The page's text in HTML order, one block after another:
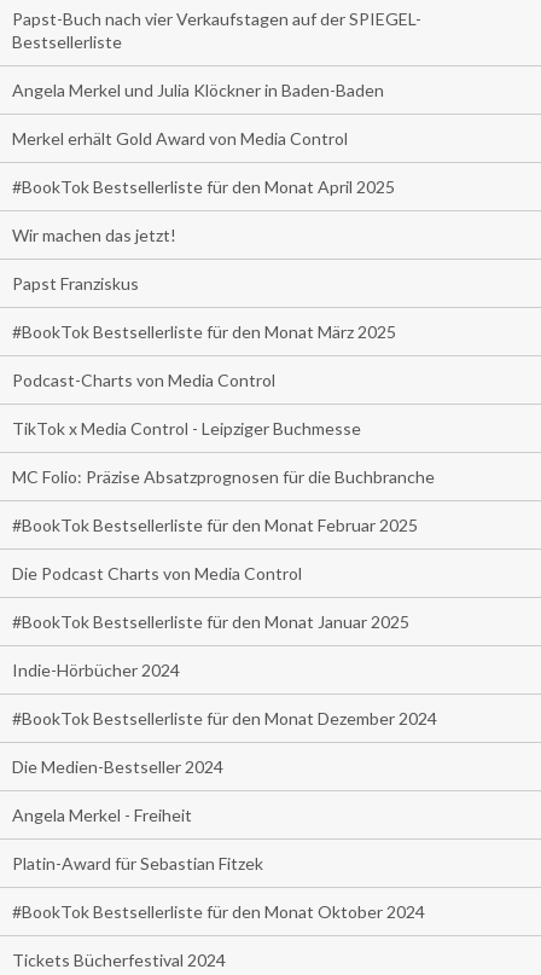
Papst-Buch nach vier Verkaufstagen auf der SPIEGEL-
Bestsellerliste
Angela Merkel und Julia Klöckner in Baden-Baden
Merkel erhält Gold Award von Media Control
#BookTok Bestsellerliste für den Monat April 2025
Wir machen das jetzt!
Papst Franziskus
#BookTok Bestsellerliste für den Monat März 2025
Podcast-Charts von Media Control
TikTok x Media Control - Leipziger Buchmesse
MC Folio: Präzise Absatzprognosen für die Buchbranche
#BookTok Bestsellerliste für den Monat Februar 2025
Die Podcast Charts von Media Control
#BookTok Bestsellerliste für den Monat Januar 2025
Indie-Hörbücher 2024
#BookTok Bestsellerliste für den Monat Dezember 2024
Die Medien-Bestseller 2024
Angela Merkel - Freiheit
Platin-Award für Sebastian Fitzek
#BookTok Bestsellerliste für den Monat Oktober 2024
Tickets Bücherfestival 2024